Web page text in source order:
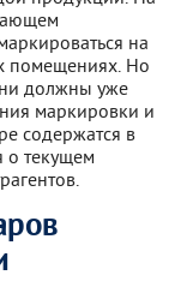
на
помещениях. Но
должны уже
маркировки и
содержатся в
о текущем